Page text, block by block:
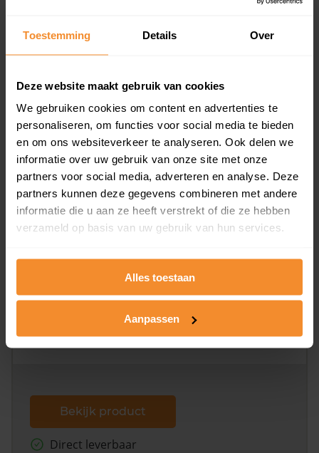
Toestemming Details Over
Deze website maakt gebruik van cookies
We gebruiken cookies om content en advertenties te
personaliseren, om functies voor social media te bieden
en om ons websiteverkeer te analyseren. Ook delen we
informatie over uw gebruik van onze site met onze
partners voor social media, adverteren en analyse. Deze
partners kunnen deze gegevens combineren met andere
informatie die u aan ze heeft verstrekt of die ze hebben
verzameld op basis van uw gebruik van hun services.
Alles toestaan
Aanpassen
Een overzicht van alle verkochte woningen (koopsom
inclusief een jaar lang gratis updates van nieuwe
Bekijk product
Direct leverbaar
Kadastrale kaart pakket
Alleen globale ligging perceel
Een uitgebreid overzicht van het perceel en
omliggende percelen met de kadastrale erfgrenzen,
dit inclusief de luchtfoto!
Bekijk product
Direct leverbaar